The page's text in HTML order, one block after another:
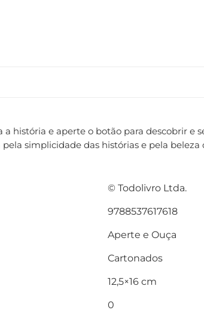
a história e aperte o botão para descobrir
simplicidade das histórias e pela beleza
© Todolivro Ltda.
9788537617618
Aperte e Ouça
Cartonados
12,5×16 cm
0